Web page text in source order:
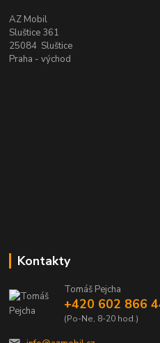
AZ Mobil
Sluštice 361
25084 Sluštice
Praha - východ
Kontakty
Tomáš Pejcha
+420 602 866
(Po-Ne, 8-20 hod.)